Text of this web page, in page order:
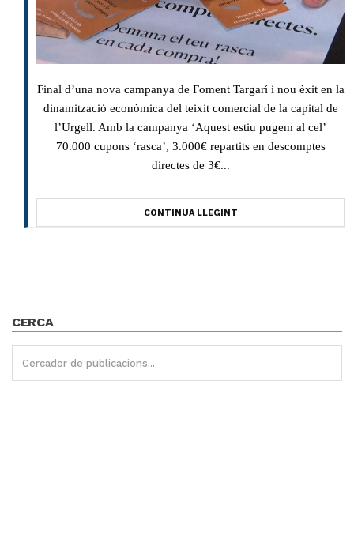
Final d’una nova campanya de Foment Targarí i nou èxit en la
dinamització econòmica del teixit comercial de la capital de
l’Urgell. Amb la campanya ‘Aquest estiu pugem al cel’
70.000 cupons ‘rasca’, 3.000€ repartits en descomptes
directes de 3€...
CONTINUA LLEGINT
CERCA